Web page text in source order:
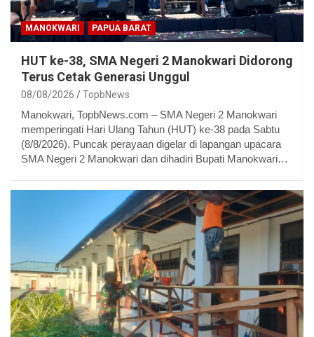
MANOKWARI PAPUA BARAT
HUT ke-38, SMA Negeri 2 Manokwari Didorong
Terus Cetak Generasi Unggul
08/08/2026 TopbNews
Manokwari, TopbNews.com – SMA Negeri 2 Manokwari
memperingati Hari Ulang Tahun (HUT) ke-38 pada Sabtu
(8/8/2026). Puncak perayaan digelar di lapangan upacara
SMA Negeri 2 Manokwari dan dihadiri Bupati Manokwari…